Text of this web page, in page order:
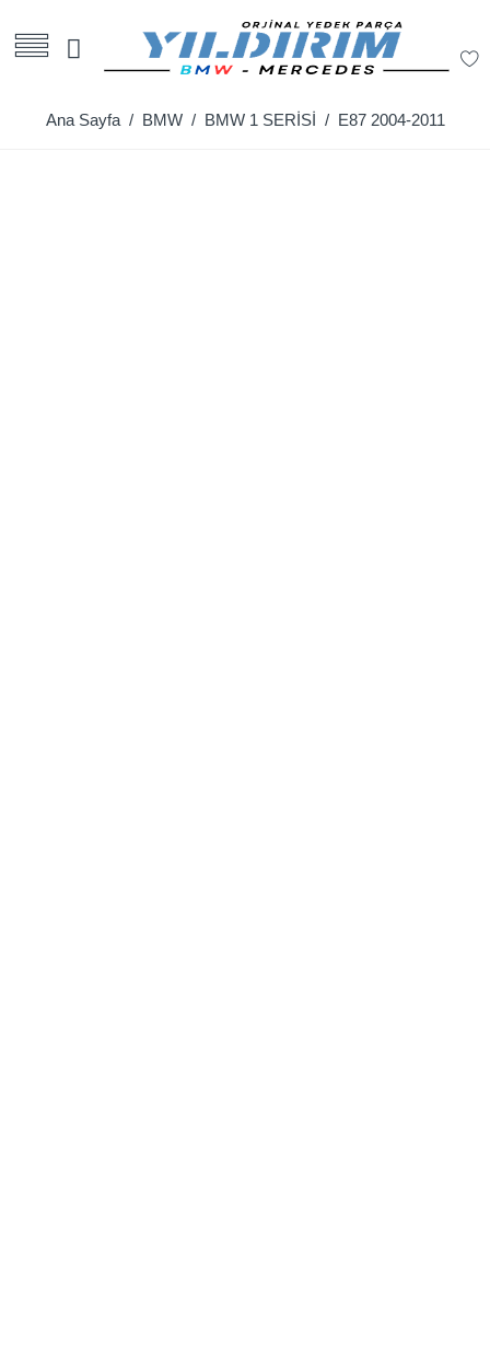
Ana Sayfa/ BMW/ BMW 1 SERİSİ / E87 2004-2011